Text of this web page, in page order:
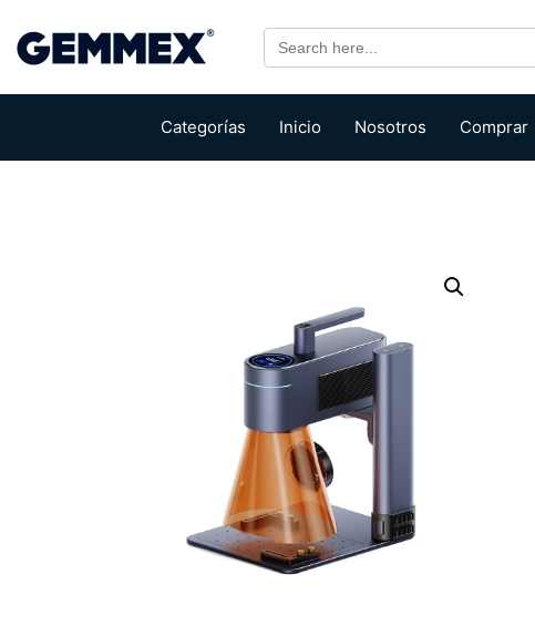
Search
for:
Categorías Inicio Nosotros Comprar